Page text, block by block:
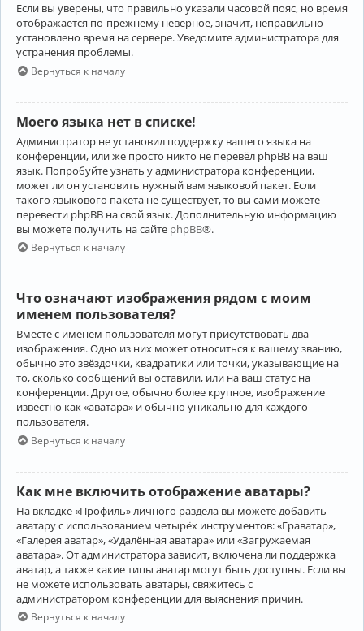
Если вы уверены, что правильно указали часовой пояс, но время
отображается по-прежнему неверное, значит, неправильно
установлено время на сервере. Уведомите администратора для
устранения проблемы.
Вернуться к началу
Моего языка нет в списке!
Администратор не установил поддержку вашего языка на
конференции, или же просто никто не перевёл phpBB на ваш
язык. Попробуйте узнать у администратора конференции,
может ли он установить нужный вам языковой пакет. Если
такого языкового пакета не существует, то вы сами можете
перевести phpBB на свой язык. Дополнительную информацию
вы можете получить на сайте phpBB®.
Вернуться к началу
Что означают изображения рядом с моим
именем пользователя?
Вместе с именем пользователя могут присутствовать два
изображения. Одно из них может относиться к вашему званию,
обычно это звёздочки, квадратики или точки, указывающие на
то, сколько сообщений вы оставили, или на ваш статус на
конференции. Другое, обычно более крупное, изображение
известно как «аватара» и обычно уникально для каждого
пользователя.
Вернуться к началу
Как мне включить отображение аватары?
На вкладке «Профиль» личного раздела вы можете добавить
аватару с использованием четырёх инструментов: «Граватар»,
«Галерея аватар», «Удалённая аватара» или «Загружаемая
аватара». От администратора зависит, включена ли поддержка
аватар, а также какие типы аватар могут быть доступны. Если вы
не можете использовать аватары, свяжитесь с
администратором конференции для выяснения причин.
Вернуться к началу